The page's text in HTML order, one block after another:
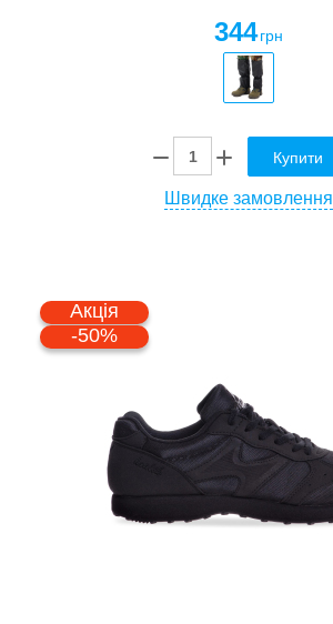
344 грн
Купити
Швидке замовлення
Акція
-50%